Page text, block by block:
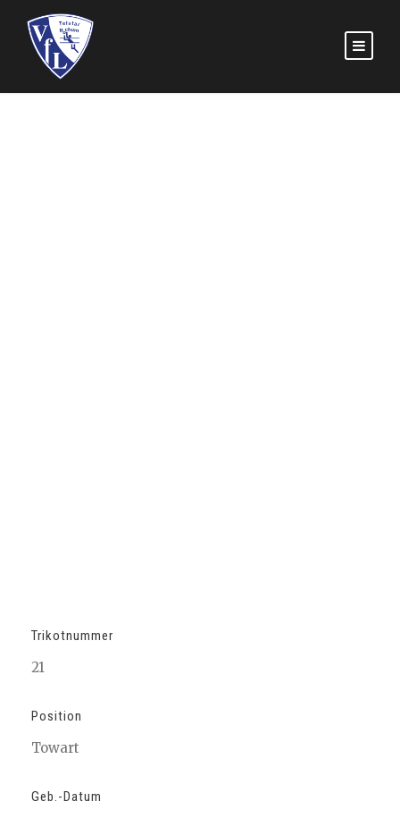
Trikotnummer
21
Position
Towart
Geb.-Datum